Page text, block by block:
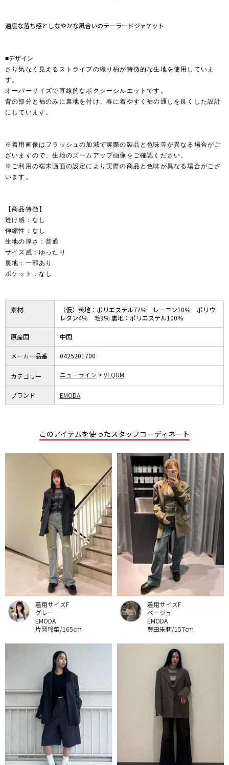
適度な落ち感としなやかな風合いのテーラードジャケット
■デザイン
さり気なく見えるストライプの織り柄が特徴的な生地を使用していま
す。
オーバーサイズで直線的なボクシーシルエットです。
背の部分と袖のみに裏地を付け、春に着やすく袖の通しを良くした設計
にしています。
※着用画像はフラッシュの加減で実際の製品と色味等が異なる場合がご
ざいますので、生地のズームアップ画像をご確認ください。
※ご利用の端末画面の設定により実際の商品と色味が異なる場合がござ
います。
【商品特徴】
透け感：なし
伸縮性：なし
生地の厚さ：普通
サイズ感：ゆったり
裏地：一部あり
ポケット：なし
素材
（仮）表地：ポリエステル77％ レーヨン10％ ポリウ
レタン4％ 毛9％ 裏地：ポリエステル100％
原産国 中国
メーカー品番 0425201700
カテゴリー ニューライン VEQUM
ブランド EMODA
このアイテムを使ったスタッフコーディネート
着用サイズF
グレー
EMODA
片岡玲菜/165cm
着用サイズF
ベージュ
EMODA
豊田朱莉/157cm